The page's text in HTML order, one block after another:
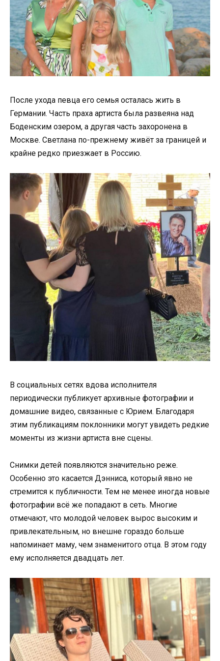
После ухода певца его семья осталась жить в
Германии. Часть праха артиста была развеяна над
Боденским озером, а другая часть захоронена в
Москве. Светлана по-прежнему живёт за границей и
крайне редко приезжает в Россию.
В социальных сетях вдова исполнителя
периодически публикует архивные фотографии и
домашние видео, связанные с Юрием. Благодаря
этим публикациям поклонники могут увидеть редкие
моменты из жизни артиста вне сцены.
Снимки детей появляются значительно реже.
Особенно это касается Дэнниса, который явно не
стремится к публичности. Тем не менее иногда новые
фотографии всё же попадают в сеть. Многие
отмечают, что молодой человек вырос высоким и
привлекательным, но внешне гораздо больше
напоминает маму, чем знаменитого отца. В этом году
ему исполняется двадцать лет.